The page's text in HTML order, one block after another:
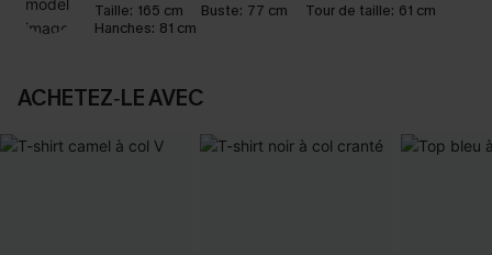
Taille: 165 cm Buste: 77 cm Tour de taille: 61 cm
Hanches: 81 cm
ACHETEZ‑LE AVEC